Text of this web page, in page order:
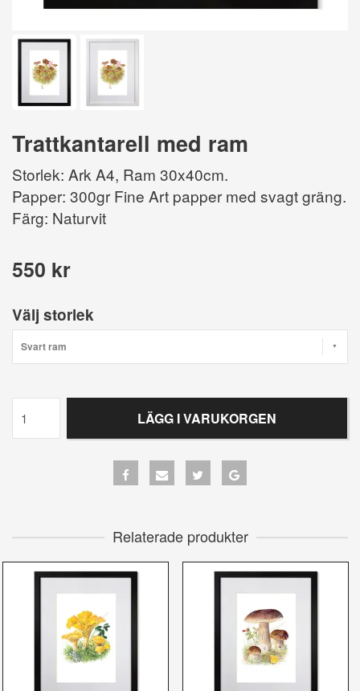
Trattkantarell med ram
Storlek: Ark A4, Ram 30x40cm.
Papper: 300gr Fine Art papper med svagt gräng.
Färg: Naturvit
550 kr
Välj storlek
Svart ram
LÄGG I VARUKORGEN
Relaterade produkter